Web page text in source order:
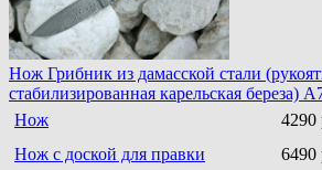
Нож Грибник из дамасской стали
стабилизированная карельская береза)
Нож
4290
Нож с доской для правки
6490